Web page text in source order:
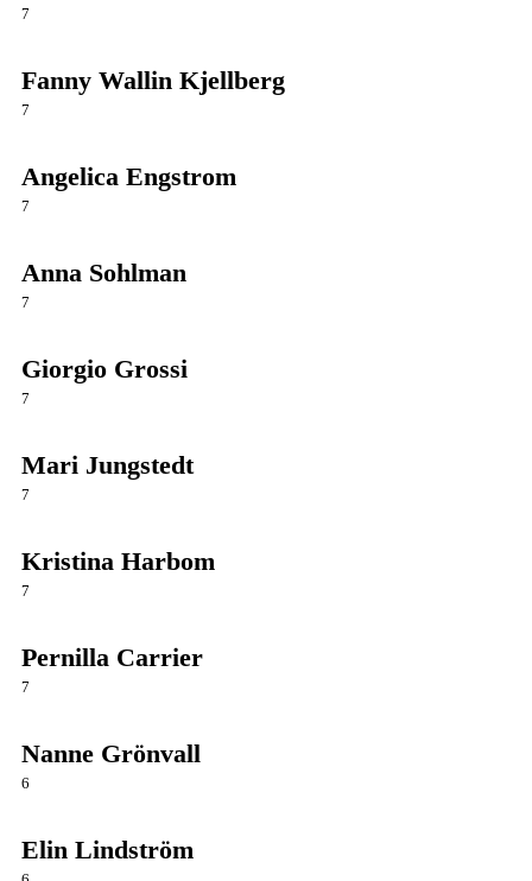
7
Fanny Wallin Kjellberg
7
Angelica Engstrom
7
Anna Sohlman
7
Giorgio Grossi
7
Mari Jungstedt
7
Kristina Harbom
7
Pernilla Carrier
7
Nanne Grönvall
6
Elin Lindström